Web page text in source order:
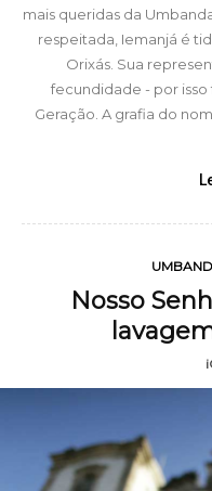
mais queridas da
respeitada, Iemanjá é
Orixás. Sua
fecundidade - por
Geração. A grafia do
Nosso